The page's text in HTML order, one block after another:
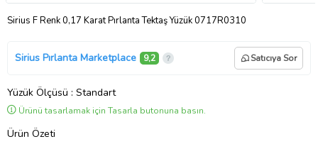
Sirius F Renk 0,17 Karat Pırlanta Tektaş Yüzük 0717R0310
Sirius Pırlanta Marketplace 9,2 Satıcıya Sor
Yüzük Ölçüsü : Standart
Ürünü tasarlamak için Tasarla butonuna basın.
Ürün Özeti